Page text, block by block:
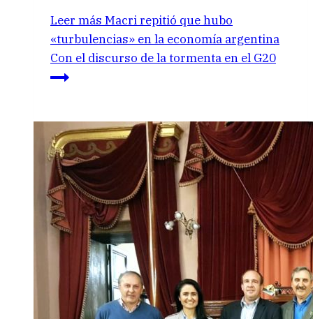
Leer más Macri repitió que hubo
«turbulencias» en la economía argentina
Con el discurso de la tormenta en el G20